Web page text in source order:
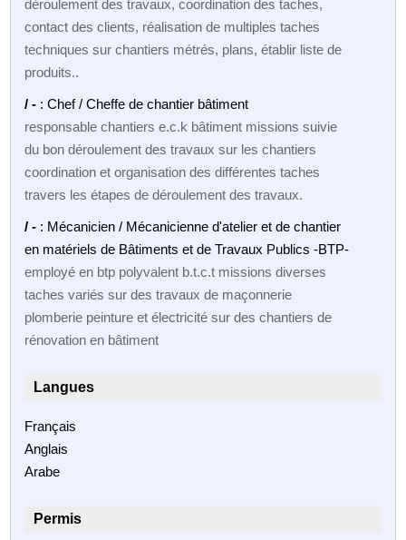
déroulement des travaux, coordination des taches,
contact des clients, réalisation de multiples taches
techniques sur chantiers métrés, plans, établir liste de
produits..
/ - : Chef / Cheffe de chantier bâtiment
responsable chantiers e.c.k bâtiment missions suivie
du bon déroulement des travaux sur les chantiers
coordination et organisation des différentes taches
travers les étapes de déroulement des travaux.
/ - : Mécanicien / Mécanicienne d'atelier et de chantier
en matériels de Bâtiments et de Travaux Publics -BTP-
employé en btp polyvalent b.t.c.t missions diverses
taches variés sur des travaux de maçonnerie
plomberie peinture et électricité sur des chantiers de
rénovation en bâtiment
Langues
Français
Anglais
Arabe
Permis